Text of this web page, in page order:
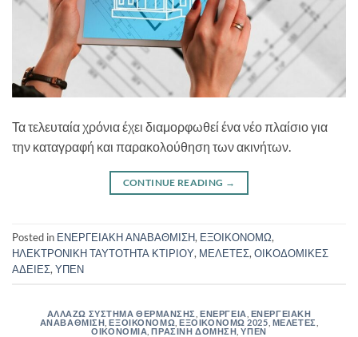
Τα τελευταία χρόνια έχει διαμορφωθεί ένα νέο πλαίσιο για
την καταγραφή και παρακολούθηση των ακινήτων.
CONTINUE READING →
Posted in ΕΝΕΡΓΕΙΑΚΗ ΑΝΑΒΑΘΜΙΣΗ, ΕΞΟΙΚΟΝΟΜΩ,
ΗΛΕΚΤΡΟΝΙΚΗ ΤΑΥΤΟΤΗΤΑ ΚΤΙΡΙΟΥ, ΜΕΛΕΤΕΣ, ΟΙΚΟΔΟΜΙΚΕΣ
ΑΔΕΙΕΣ, ΥΠΕΝ
ΑΛΛΑΖΩ ΣΥΣΤΗΜΑ ΘΕΡΜΑΝΣΗΣ ,ΕΝΕΡΓΕΙΑ ΕΝΕΡΓΕΙΑΚΗ
ΑΝΑΒΑΘΜΙΣΗ ,ΕΞΟΙΚΟΝΟΜΩ ,ΕΞΟΙΚΟΝΟΜΩ 2025 ΜΕΛΕΤΕΣ
ΟΙΚΟΝΟΜΙΑ ,ΠΡΑΣΙΝΗ ΔΟΜΗΣΗ ,ΥΠΕΝ